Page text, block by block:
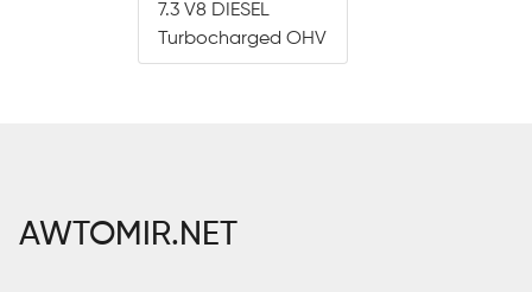
7.3 V8 DIESEL
Turbocharged OHV
AWTOMIR.NET